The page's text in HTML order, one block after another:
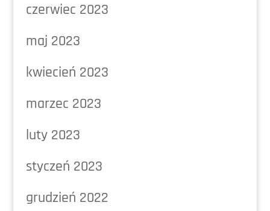
czerwiec 2023
maj 2023
kwiecień 2023
marzec 2023
luty 2023
styczeń 2023
grudzień 2022